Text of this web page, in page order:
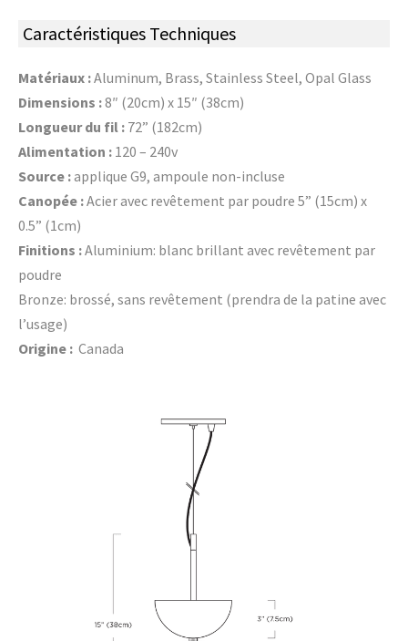
Caractéristiques Techniques
Matériaux :Aluminum, Brass, Stainless Steel, Opal Glass
Dimensions :8″ (20cm) x 15″ (38cm)
Longueur du fil : 72” (182cm)
Alimentation : 120 – 240v
Source :applique G9, ampoule non-incluse
Canopée :Acier avec revêtement par poudre 5” (15cm) x
0.5” (1cm)
Finitions :Aluminium: blanc brillant avec revêtement par
poudre
Bronze: brossé, sans revêtement (prendra de la patine avec
l’usage)
Origine : Canada